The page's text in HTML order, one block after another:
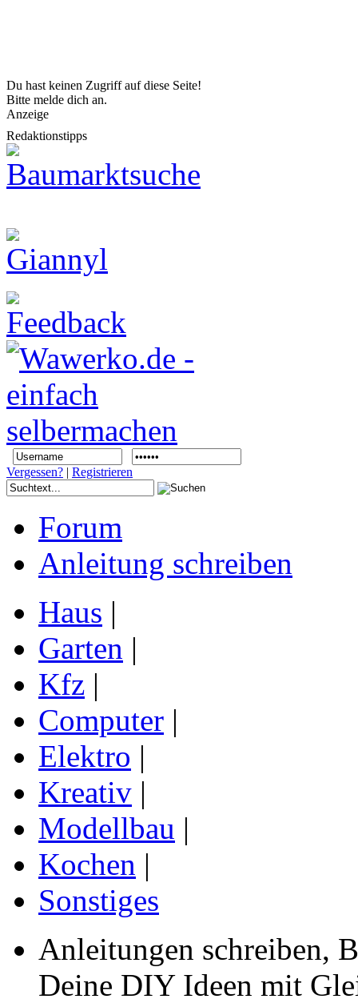
Du hast keinen Zugriff auf diese Seite!
Bitte melde dich an.
Anzeige
Redaktionstipps
Vergessen? | Registrieren
Forum
Anleitung schreiben
Haus |
Garten |
Kfz |
Computer |
Elektro |
Kreativ |
Modellbau |
Kochen |
Sonstiges
Anleitungen schreiben,
Deine DIY Ideen mit